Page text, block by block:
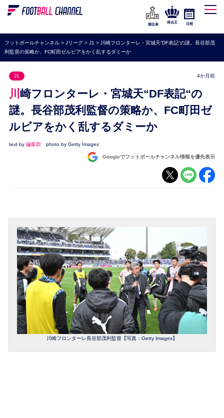
WEリーグ
海外サッカー
プレミアリーグ
セリエA
ブンデスリーガ
UEFA
ナショナルチーム
順位表
得点王 日程
フットボールチャンネル> Jリーグ> J1 >
川崎フロンターレ・宮城天“DF表記“の謎。長谷部茂
利監督の策略か、FC町田ゼルビアをかく乱するダミーか
J1 4か月前
川崎フロンターレ・宮城天“DF表記“の
謎。長谷部茂利監督の策略か、FC町田ゼ
ルビアをかく乱するダミーか
text by 編集部 photo by Getty Images
Googleでフットボールチャンネル情報を優先表示
川崎フロンターレ長谷部茂利監督【写真：Getty Images】